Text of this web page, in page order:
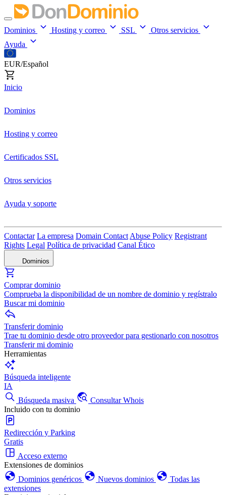
Dominios Hosting y correo SSL
Otros servicios
Ayuda
EUR/Español
Inicio
Dominios
Hosting y correo
Certificados SSL
Otros servicios
Ayuda y soporte
Contactar La empresa Domain Contact Abuse Policy Registrant
Rights Legal Política de privacidad Canal Ético
Dominios
Comprar dominio
Comprueba la disponibilidad de un nombre de dominio y regístralo
Buscar mi dominio
Transferir dominio
Trae tu dominio desde otro proveedor para gestionarlo con nosotros
Transferir mi dominio
Herramientas
Búsqueda inteligente
IA
Búsqueda masiva
Consultar Whois
Incluido con tu dominio
Redirección y Parking
Gratis
Acceso externo
Extensiones de dominios
Dominios genéricos
Nuevos dominios
Todas las
extensiones